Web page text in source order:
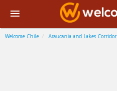
Welcome Chile Araucania and Lakes Corridor